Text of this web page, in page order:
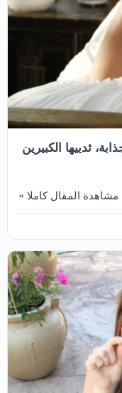
ثدييها الكبيرين
مشاهدة المقال كاملا »